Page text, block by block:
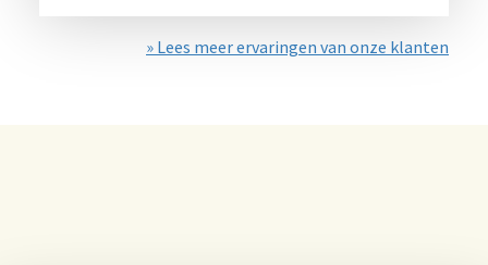
» Lees meer ervaringen van onze klanten